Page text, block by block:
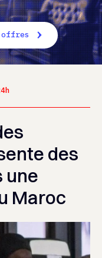
des
une
Maroc